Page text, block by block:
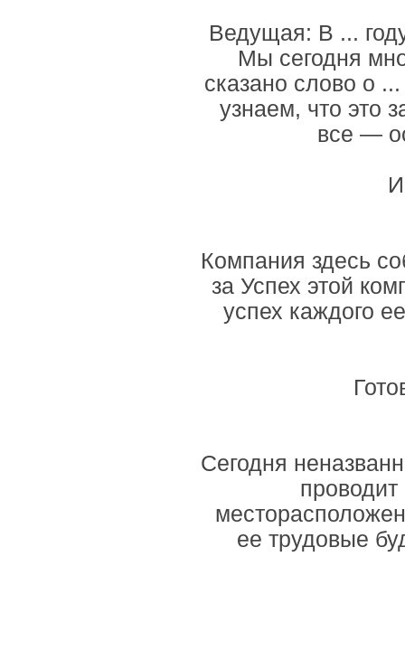
Ведущая: В ...
Мы сегодня
сказано слово о
узнаем, что это
все —
Компания здесь
за Успех этой
успех каждого
Сегодня
ее трудовые